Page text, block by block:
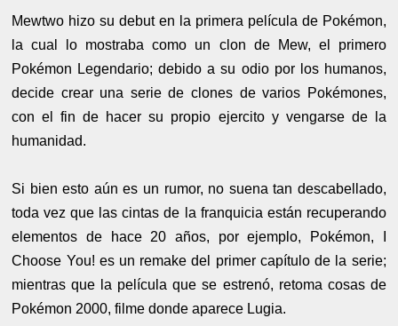
Mewtwo hizo su debut en la primera película de Pokémon,
la cual lo mostraba como un clon de Mew, el primero
Pokémon Legendario; debido a su odio por los humanos,
decide crear una serie de clones de varios Pokémones,
con el fin de hacer su propio ejercito y vengarse de la
humanidad.
Si bien esto aún es un rumor, no suena tan descabellado,
toda vez que las cintas de la franquicia están recuperando
elementos de hace 20 años, por ejemplo, Pokémon, I
Choose You! es un remake del primer capítulo de la serie;
mientras que la película que se estrenó, retoma cosas de
Pokémon 2000, filme donde aparece Lugia.